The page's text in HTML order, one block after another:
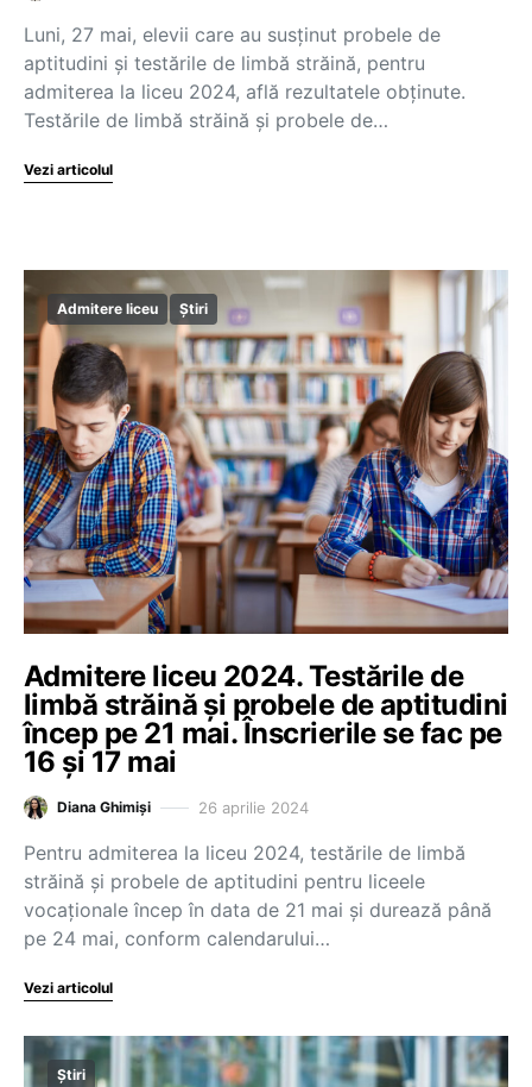
Luni, 27 mai, elevii care au susținut probele de
aptitudini și testările de limbă străină, pentru
admiterea la liceu 2024, află rezultatele obținute.
Testările de limbă străină și probele de…
Vezi articolul
Admitere liceu Știri
Admitere liceu 2024. Testările de
limbă străină și probele de aptitudini
încep pe 21 mai. Înscrierile se fac pe
16 și 17 mai
Diana Ghimiși 26 aprilie 2024
Pentru admiterea la liceu 2024, testările de limbă
străină și probele de aptitudini pentru liceele
vocaționale încep în data de 21 mai și durează până
pe 24 mai, conform calendarului…
Vezi articolul
Știri